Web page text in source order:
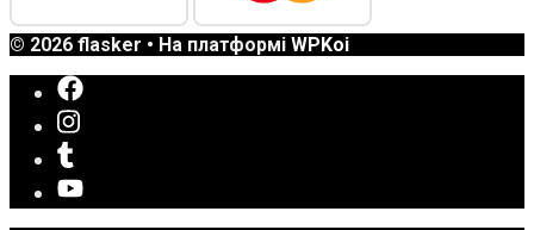
© 2026 flasker • На платформі WPKoi